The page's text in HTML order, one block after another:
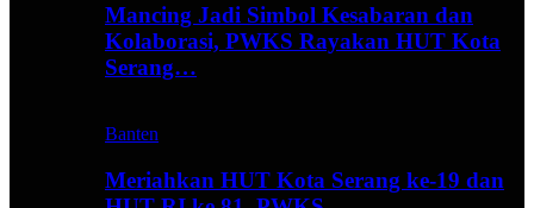
Mancing Jadi Simbol Kesabaran dan
Kolaborasi, PWKS Rayakan HUT Kota
Serang…
Banten
Meriahkan HUT Kota Serang ke-19 dan